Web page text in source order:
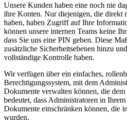
Unsere Kunden haben eine noch nie
ihre Konten. Nur diejenigen, die direkt
haben, haben Zugriff auf Ihre
können unsere internen Teams keine
dass Sie uns eine PIN geben. Diese
zusätzliche Sicherheitsebenen hinzu
vollständige Kontrolle haben.
Wir verfügen über ein einfaches,
Berechtigungssystem, mit dem
Dokumente verwalten können, die
bedeutet, dass Administratoren in
Dokumente einschränken können, die
wurden.